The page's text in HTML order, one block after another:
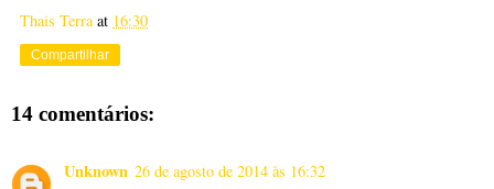
Thais Terra at 16:30
Compartilhar
14 comentários:
Unknown 26 de agosto de 2014 às 16:32